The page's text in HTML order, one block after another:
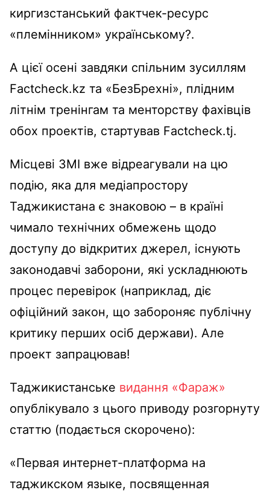
киргизстанський фактчек-ресурс
«племінником» українському?.
А цієї осені завдяки спільним зусиллям
Factcheck.kz та «БезБрехні», плідним
літнім тренінгам та менторству фахівців
обох проектів, стартував Factcheck.tj.
Місцеві ЗМІ вже відреагували на цю
подію, яка для медіапростору
Таджикистана є знаковою – в країні
чимало технічних обмежень щодо
доступу до відкритих джерел, існують
законодавчі заборони, які ускладнюють
процес перевірок (наприклад, діє
офіційний закон, що забороняє публічну
критику перших осіб держави). Але
проект запрацював!
Таджикистанське видання «Фараж»
опублікувало з цього приводу розгорнуту
статтю (подається скорочено):
«Первая интернет-платформа на
таджикском языке, посвященная